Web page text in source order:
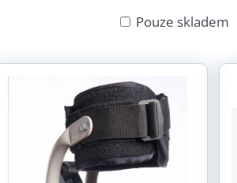
Pouze skladem